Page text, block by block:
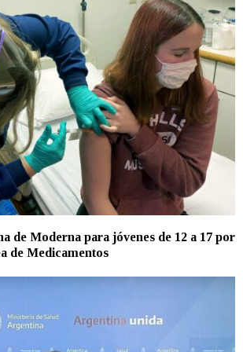
de Moderna para jóvenes de 12 a 17 por
de Medicamentos